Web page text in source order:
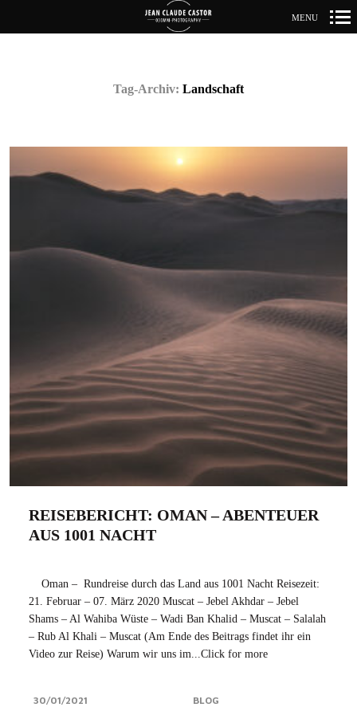
MENU
Tag-Archiv: Landschaft
REISEBERICHT: OMAN – ABENTEUER
AUS 1001 NACHT
Oman – Rundreise durch das Land aus 1001 Nacht Reisezeit:
21. Februar – 07. März 2020 Muscat – Jebel Akhdar – Jebel
Shams – Al Wahiba Wüste – Wadi Ban Khalid – Muscat – Salalah
– Rub Al Khali – Muscat (Am Ende des Beitrags findet ihr ein
Video zur Reise) Warum wir uns im...Click for more
30/01/2021 BLOG